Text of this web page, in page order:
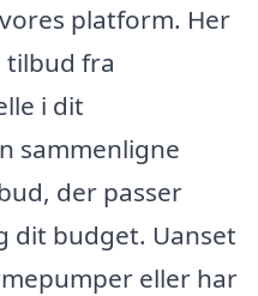
platform. Her
tilbud fra
i dit
sammenligne
der passer
dit budget. Uanset
eller har